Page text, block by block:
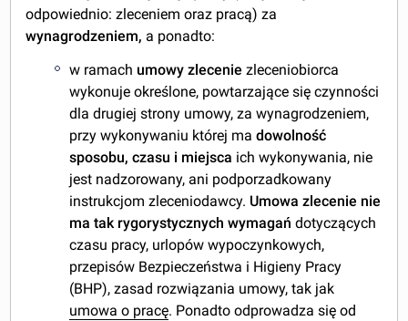
odpowiednio: zleceniem oraz pracą) za
wynagrodzeniem, a ponadto:
w ramach umowy zlecenie zleceniobiorca
wykonuje określone, powtarzające się czynności
dla drugiej strony umowy, za wynagrodzeniem,
przy wykonywaniu której madowolność
sposobu, czasu i miejsca ich wykonywania, nie
jest nadzorowany, ani podporzadkowany
instrukcjom zleceniodawcy. Umowa zlecenie nie
ma tak rygorystycznych wymagań dotyczących
czasu pracy, urlopów wypoczynkowych,
przepisów Bezpieczeństwa i Higieny Pracy
(BHP), zasad rozwiązania umowy, tak jak
umowa o pracę. Ponadto odprowadza się od